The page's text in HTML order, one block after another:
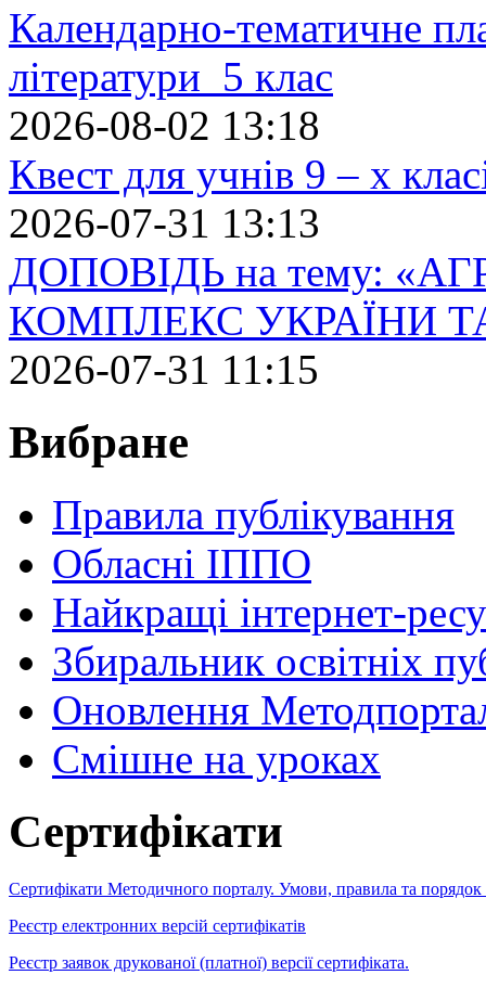
Календарно-тематичне
літератури 5 клас
2026-08-02 13:18
Квест для учнів 9 – х
2026-07-31 13:13
ДОПОВІДЬ на тему:
КОМПЛЕКС УКРАЇНИ
2026-07-31 11:15
Вибране
Правила публікування
Обласні ІППО
Найкращі інтернет-
Збиральник освітніх
Оновлення
Cмішне на уроках
Сертифікати
Сертифікати Методичного порталу. Умови, правила та порядок
Реєстр електронних версій сертифікатів
Реєстр заявок друкованої (платної) версії сертифіката.